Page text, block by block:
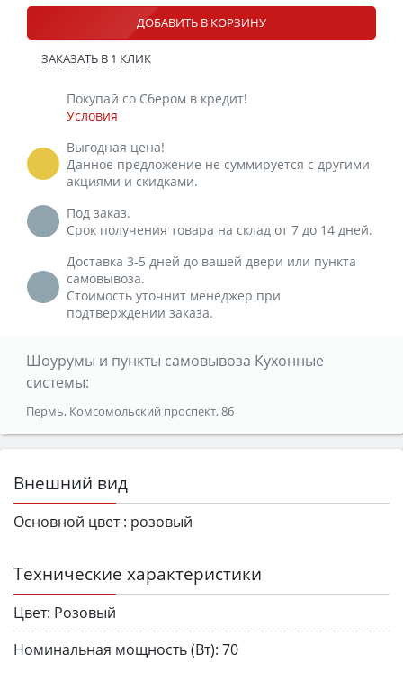
ДОБАВИТЬ В КОРЗИНУ
ЗАКАЗАТЬ В 1 КЛИК
Покупай со Сбером в кредит!
Условия
Выгодная цена!
Данное предложение не суммируется с другими
акциями и скидками.
Под заказ.
Срок получения товара на склад от 7 до 14 дней.
Доставка 3-5 дней до вашей двери или пункта
самовывоза.
Стоимость уточнит менеджер при
подтверждении заказа.
Шоурумы и пункты самовывоза Кухонные
системы:
Пермь, Комсомольский проспект, 86
Внешний вид
Основной цвет : розовый
Технические характеристики
Цвет: Розовый
Номинальная мощность (Вт): 70